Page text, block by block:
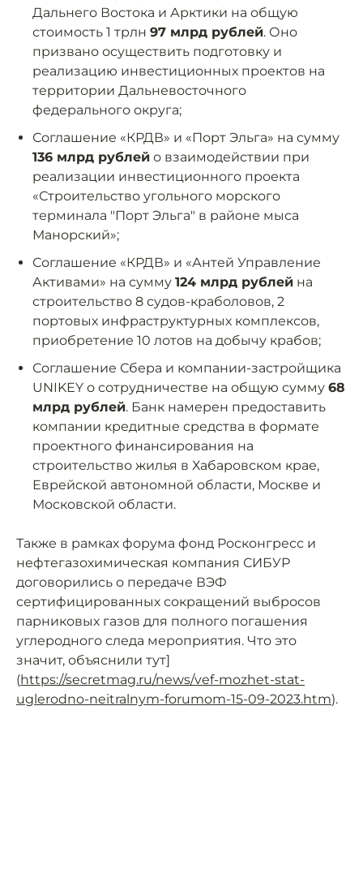
Дальнего Востока и Арктики на общую
стоимость 1 трлн 97 млрд рублей. Оно
призвано осуществить подготовку и
реализацию инвестиционных проектов на
территории Дальневосточного
федерального округа;
Соглашение «КРДВ» и «Порт Эльга» на сумму
136 млрд рублей о взаимодействии при
реализации инвестиционного проекта
«Строительство угольного морского
терминала "Порт Эльга" в районе мыса
Манорский»;
Соглашение «КРДВ» и «Антей Управление
Активами» на сумму 124 млрд рублей на
строительство 8 судов-краболовов, 2
портовых инфраструктурных комплексов,
приобретение 10 лотов на добычу крабов;
Соглашение Сбера и компании-застройщика
UNIKEY о сотрудничестве на общую сумму 68
млрд рублей. Банк намерен предоставить
компании кредитные средства в формате
проектного финансирования на
строительство жилья в Хабаровском крае,
Еврейской автономной области, Москве и
Московской области.
Также в рамках форума фонд Росконгресс и
нефтегазохимическая компания СИБУР
договорились о передаче ВЭФ
сертифицированных сокращений выбросов
парниковых газов для полного погашения
углеродного следа мероприятия. Что это
значит, объяснили тут]
(https://secretmag.ru/news/vef-mozhet-stat-
uglerodno-neitralnym-forumom-15-09-2023.htm).